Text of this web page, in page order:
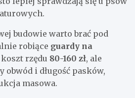
budowie warto brać pod
robiące guardy na
rzędu 80-160 zł, ale
obwód i długość pasków,
masowa.